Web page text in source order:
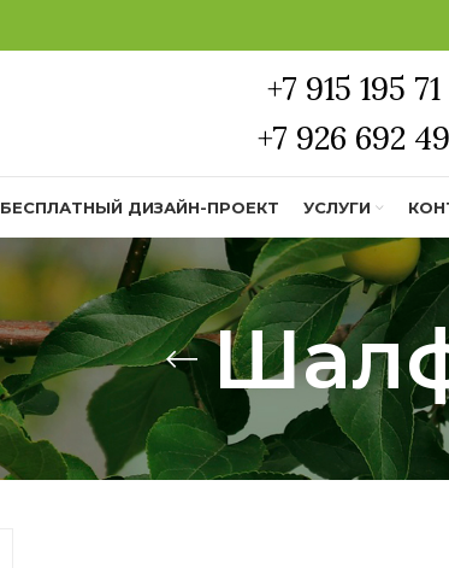
+7 915 195
+7 926 692
БЕСПЛАТНЫЙ ДИЗАЙН-ПРОЕКТ УСЛУГИ